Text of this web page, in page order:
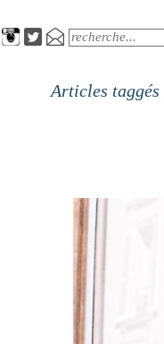
Search
Articles taggés